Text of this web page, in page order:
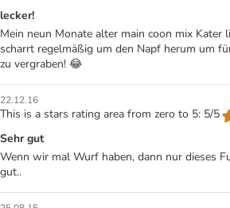
lecker!
Mein neun Monate alter main coon mix Kater
scharrt regelmäßig um den Napf herum um
zu vergraben! 😂
22.12.16
This is a stars rating area from zero to 5: 5/5
Sehr gut
Wenn wir mal Wurf haben, dann nur dieses
gut..